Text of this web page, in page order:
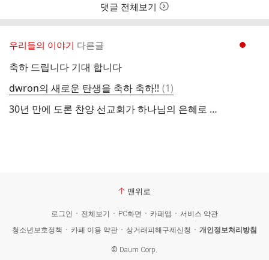
댓글 전체보기
우리들의 이야기 다른글
축하 드립니다 기대 합니다
dwron의 새로운 탄생을 축하 축하!! 댓
글
(1)
30년 만에 도론 찬양 선교회가 하나님의 은혜로 태동 합니다.함께동행하는 형제자매님께 주님의이름으로축복합니다.
맨위로
로그인 전체보기 PC화면 카페앱
서비스 약관
청소년보호정책
카페 이용 약관 상거래피해구제신청 개인정보처리방침
© Daum Corp.